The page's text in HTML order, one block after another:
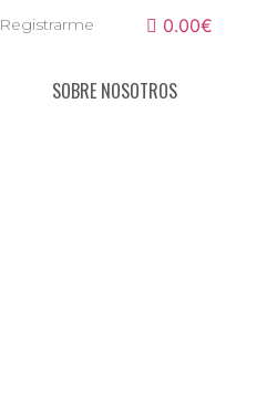
Registrarme 0.00€
SOBRE NOSOTROS